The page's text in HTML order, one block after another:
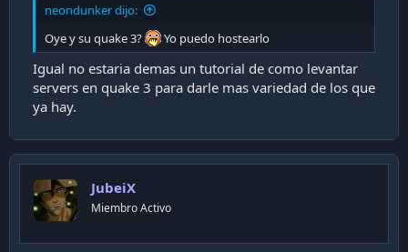
neondunker dijo:
Oye y su quake 3?
Yo puedo hostearlo
Igual no estaria demas un tutorial de como levantar
servers en quake 3 para darle mas variedad de los que
ya hay.
JubeiX
Miembro Activo